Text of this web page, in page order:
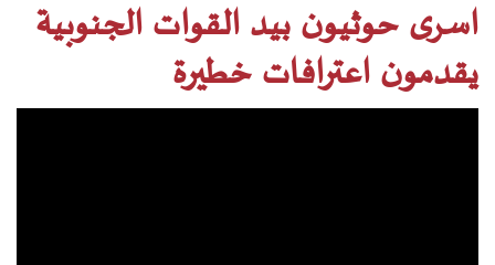
اسرى حوثيون بيد القوات الجنوبية
يقدمون اعترافات خطيرة